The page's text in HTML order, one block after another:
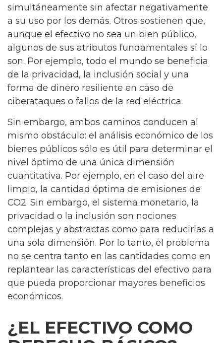
simultáneamente sin afectar negativamente
a su uso por los demás. Otros sostienen que,
aunque el efectivo no sea un bien público,
algunos de sus atributos fundamentales sí lo
son. Por ejemplo, todo el mundo se beneficia
de la privacidad, la inclusión social y una
forma de dinero resiliente en caso de
ciberataques o fallos de la red eléctrica.
Sin embargo, ambos caminos conducen al
mismo obstáculo: el análisis económico de los
bienes públicos sólo es útil para determinar el
nivel óptimo de una única dimensión
cuantitativa. Por ejemplo, en el caso del aire
limpio, la cantidad óptima de emisiones de
CO2. Sin embargo, el sistema monetario, la
privacidad o la inclusión son nociones
complejas y abstractas como para reducirlas a
una sola dimensión. Por lo tanto, el problema
no se centra tanto en las cantidades como en
replantear las características del efectivo para
que pueda proporcionar mayores beneficios
económicos.
¿EL EFECTIVO COMO